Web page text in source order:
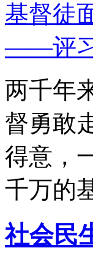
基督徒
——评习
两千年
督勇敢
得意，
千万的
社会民